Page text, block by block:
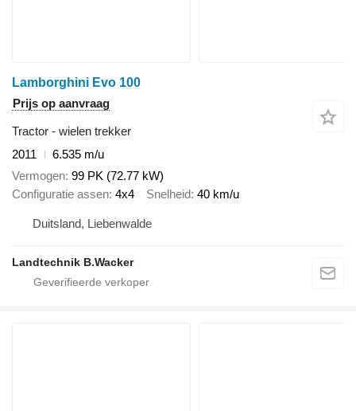
Lamborghini Evo 100
Prijs op aanvraag
Tractor - wielen trekker
2011
6.535 m/u
Vermogen 99 PK (72.77 kW)
Configuratie assen 4x4 Snelheid 40 km/u
Duitsland, Liebenwalde
Landtechnik B.Wacker